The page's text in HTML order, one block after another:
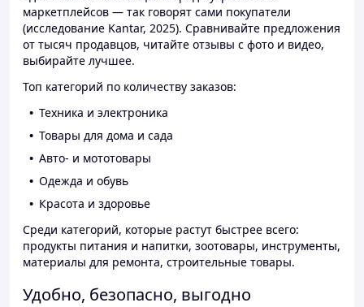
маркетплейсов — так говорят сами покупатели
(исследование Kantar, 2025). Сравнивайте предложения
от тысяч продавцов, читайте отзывы с фото и видео,
выбирайте лучшее.
Топ категорий по количеству заказов:
Техника и электроника
Товары для дома и сада
Авто- и мототовары
Одежда и обувь
Красота и здоровье
Среди категорий, которые растут быстрее всего:
продукты питания и напитки, зоотовары, инструменты,
материалы для ремонта, строительные товары.
Удобно, безопасно, выгодно